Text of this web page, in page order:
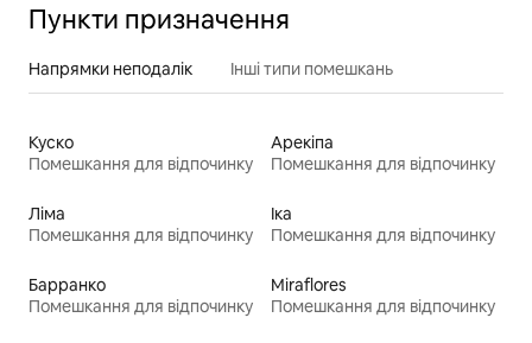
Пункти призначення
Напрямки неподалік Інші типи помешкань
Куско
Помешкання для відпочинку
Арекіпа
Помешкання для відпочинку
Ліма
Помешкання для відпочинку
Іка
Помешкання для відпочинку
Барранко
Помешкання для відпочинку
Miraflores
Помешкання для відпочинку